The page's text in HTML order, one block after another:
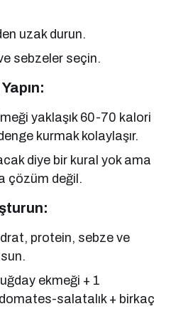
uzak durun.
sebzeler seçin.
yaklaşık 60-70 kalori
kurmak kolaylaşır.
diye bir kural yok ama
çözüm değil.
protein, sebze ve
ekmeği + 1
salatalık + birkaç